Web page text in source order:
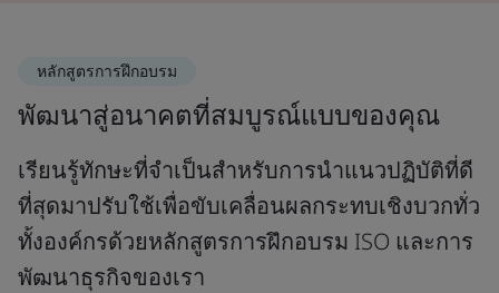
หลักสูตรการฝึกอบรม
พัฒนาสู่อนาคตที่สมบูรณ์แบบของคุณ
เรียนรู้ทักษะที่จำเป็นสำหรับการนำแนวปฏิบัติที่ดี
ที่สุดมาปรับใช้เพื่อขับเคลื่อนผลกระทบเชิงบวกทั่ว
ทั้งองค์กรด้วยหลักสูตรการฝึกอบรม ISO และการ
พัฒนาธุรกิจของเรา